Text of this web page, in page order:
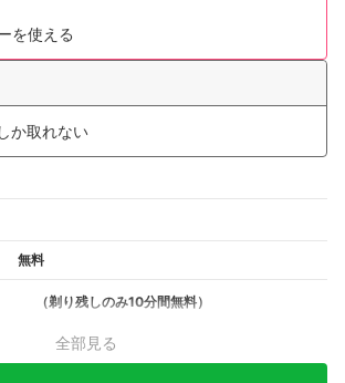
を使える
か取れない
無料
（剃り残しのみ10分間無料）
全部見る